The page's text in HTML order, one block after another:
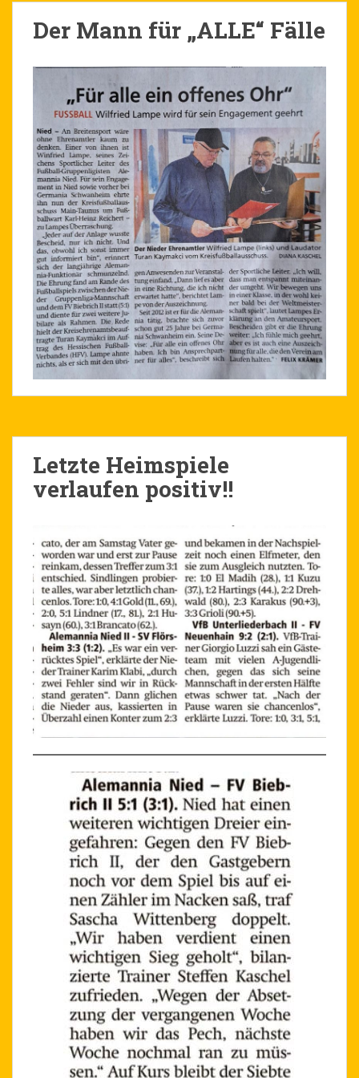
Der Mann für „ALLE“ Fälle
Letzte Heimspiele
verlaufen positiv!!